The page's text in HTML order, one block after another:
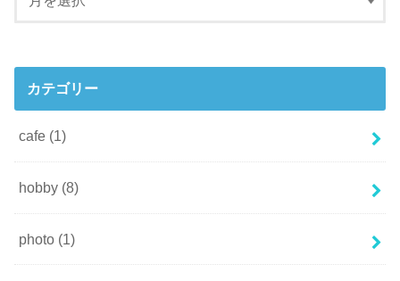
カテゴリー
cafe (1)
hobby (8)
photo (1)